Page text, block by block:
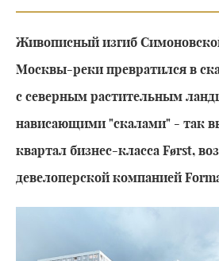
Живописный изгиб
Москвы-реки превратился в
с северным растительным
нависающими "скалами" - так
квартал бизнес-класса Først,
девелоперской компанией